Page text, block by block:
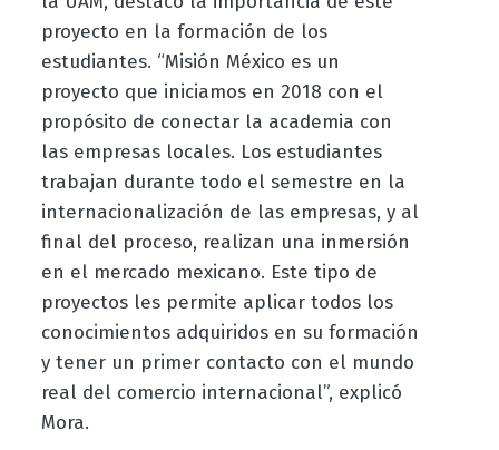
proyecto en la formación de los
estudiantes. “Misión México es un
proyecto que iniciamos en 2018 con el
propósito de conectar la academia con
las empresas locales. Los estudiantes
trabajan durante todo el semestre en la
internacionalización de las empresas, y al
final del proceso, realizan una inmersión
en el mercado mexicano. Este tipo de
proyectos les permite aplicar todos los
conocimientos adquiridos en su formación
y tener un primer contacto con el mundo
real del comercio internacional”, explicó
Mora.